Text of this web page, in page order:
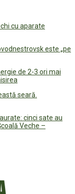
cu aparate
este „pe
de 2-3 ori mai
seară.
cinci sate au
Veche –